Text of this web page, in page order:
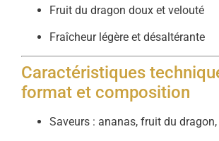
Fruit du dragon doux et velouté
Fraîcheur légère et désaltérante
Caractéristiques
format et composition
Saveurs : ananas, fruit du